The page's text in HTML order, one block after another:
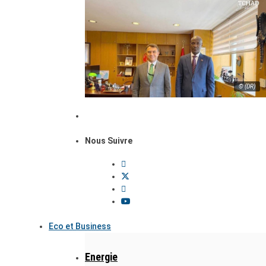
© (DR)
Nous Suivre
Eco et Business
Energie